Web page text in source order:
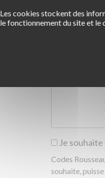
1
Je
Codes
souhaite,
Les cookies stockent des
le fonctionnement du site et le